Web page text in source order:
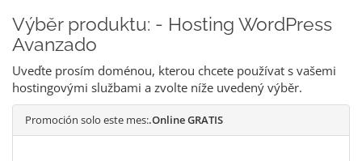
Výběr produktu: - Hosting WordPress
Avanzado
Uveďte prosím doménou, kterou chcete používat s vašemi
hostingovými službami a zvolte níže uvedený výběr.
Promoción solo este mes:.Online GRATIS